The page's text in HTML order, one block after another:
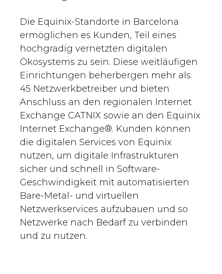
Die Equinix-Standorte in Barcelona
ermöglichen es Kunden, Teil eines
hochgradig vernetzten digitalen
Ökosystems zu sein. Diese weitläufigen
Einrichtungen beherbergen mehr als
45 Netzwerkbetreiber und bieten
Anschluss an den regionalen Internet
Exchange CATNIX sowie an den Equinix
Internet Exchange®. Kunden können
die digitalen Services von Equinix
nutzen, um digitale Infrastrukturen
sicher und schnell in Software-
Geschwindigkeit mit automatisierten
Bare-Metal- und virtuellen
Netzwerkservices aufzubauen und so
Netzwerke nach Bedarf zu verbinden
und zu nutzen.